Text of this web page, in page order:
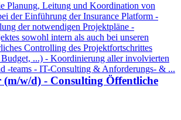
Planung, Leitung und Koordination von
der Einführung der Insurance Platform -
der notwendigen Projektpläne -
sowohl intern als auch bei unseren
Controlling des Projektfortschrittes
...) - Koordinierung aller involvierten
-teams - IT-Consulting & Anforderungs- & ...
(m/w/d) - Consulting Öffentliche